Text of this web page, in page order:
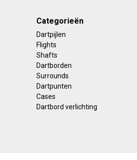
Categorieën
Dartpijlen
Flights
Shafts
Dartborden
Surrounds
Dartpunten
Cases
Dartbord verlichting